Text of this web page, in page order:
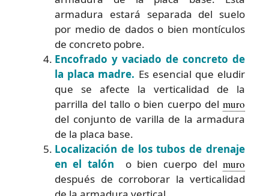
armadura estará separada del suelo
por medio de dados o bien montículos
de concreto pobre.
Encofrado y vaciado de concreto de
la placa madre. Es esencial que eludir
que se afecte la verticalidad de la
parrilla del tallo o bien cuerpo del muro
del conjunto de varilla de la armadura
de la placa base.
Localización de los tubos de drenaje
en el talón
o bien cuerpo del muro
después de corroborar la verticalidad